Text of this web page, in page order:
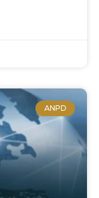
ANPD